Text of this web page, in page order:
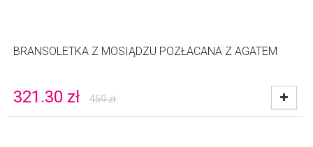
BRANSOLETKA Z MOSIĄDZU POZŁACANA Z AGATEM
321.30 zł 459zł